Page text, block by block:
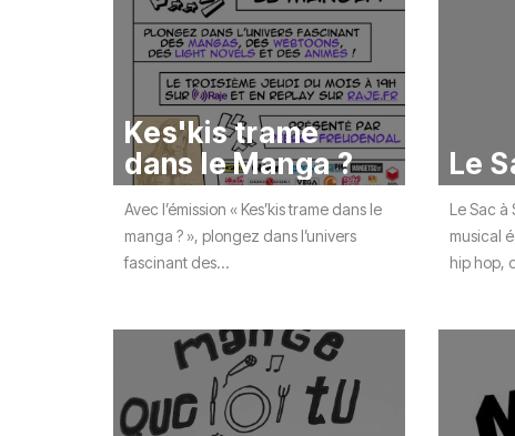
Kes'kis trame
dans le Manga ?
Avec l’émission « Kes’kis trame dans le
manga ? », plongez dans l’univers
fascinant des...
Le
Le Sac à
musical
hip hop,